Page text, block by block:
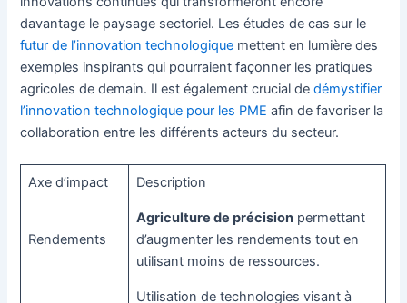
davantage le paysage sectoriel. Les études de cas sur le
futur de l’innovation technologique mettent en lumière des
exemples inspirants qui pourraient façonner les pratiques
agricoles de demain. Il est également crucial dedémystifier
l’innovation technologique pour les PME afin de favoriser la
collaboration entre les différents acteurs du secteur.
Axe d’impact Description
Rendements
Agriculture de précisionpermettant
d’augmenter les rendements tout en
utilisant moins de ressources.
Utilisation de technologies visant à